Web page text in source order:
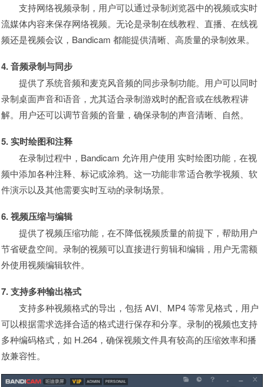
支持网络视频录制，用户可以通过录制浏览器中的视频或实时
流媒体内容来保存网络视频。无论是录制在线教程、直播、在线视
频还是视频会议，Bandicam 都能提供清晰、高质量的录制效果。
4. 音频录制与同步
提供了系统音频和麦克风音频的同步录制功能。用户可以同时
录制桌面声音和语音，尤其适合录制游戏时的配音或在线教程讲
解。用户还可以调节音频的音量，确保录制的声音清晰、自然。
5. 实时绘图和注释
在录制过程中，Bandicam 允许用户使用 实时绘图功能，在视
频中添加各种注释、标记或涂鸦。这一功能非常适合教学视频、软
件演示以及其他需要实时互动的录制场景。
6. 视频压缩与编辑
提供了视频压缩功能，在不降低视频质量的前提下，帮助用户
节省硬盘空间。录制的视频可以直接进行剪辑和编辑，用户无需额
外使用视频编辑软件。
7. 支持多种输出格式
支持多种视频格式的导出，包括 AVI、MP4 等常见格式，用户
可以根据需求选择合适的格式进行保存和分享。录制的视频也支持
多种编码格式，如 H.264，确保视频文件具有较高的压缩效率和播
放兼容性。